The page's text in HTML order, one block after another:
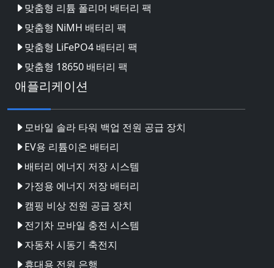
맞춤형 리튬 폴리머 배터리 팩
맞춤형 NiMH 배터리 팩
맞춤형 LiFePO4 배터리 팩
맞춤형 18650 배터리 팩
애플리케이션
모바일 솔라 타워 백업 전원 공급 장치
EV용 리튬이온 배터리
배터리 에너지 저장 시스템
가정용 에너지 저장 배터리
캠핑 비상 전원 공급 장치
전기차 모바일 충전 시스템
자동차 시동기 축전지
휴대용 전원 은행